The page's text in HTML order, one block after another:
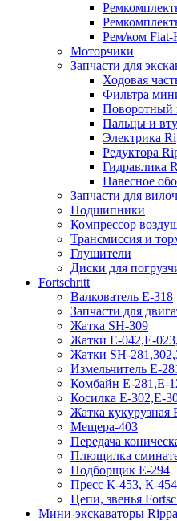
Рем/ком Fiat-
Моторчики
Запчасти для
Ходовая
Фильтра
Поворотный
Пальцы и
Электрика
Редуктора
Гидравлика
Навесное
Запчасти для
Подшипники
Компрессор
Трансмиссия и
Глушители
Диски для
Fortschritt
Валкователь Е-318
Запчасти для
Жатка SH-309
Жатки Е-042,Е-
Жатки SH-
Измельчитель Е-
Комбайн Е-281,Е-
Косилка Е-302,Е-
Жатка кукурузная
Мещера-403
Передача
Плющилка
Подборщик Е-294
Пресс К-453, К-454
Цепи, звенья
Мини-экскаваторы Rippa